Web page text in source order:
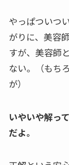
やっぱついつ
がりに、美容
すが、美容師
ない。（もち
が）
いやいや解っ
だよ。